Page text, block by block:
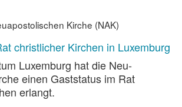
Kirche (NAK)
christlicher Kirchen in Luxemburg
Luxemburg hat die Neu­
einen Gaststatus im Rat
erlangt.